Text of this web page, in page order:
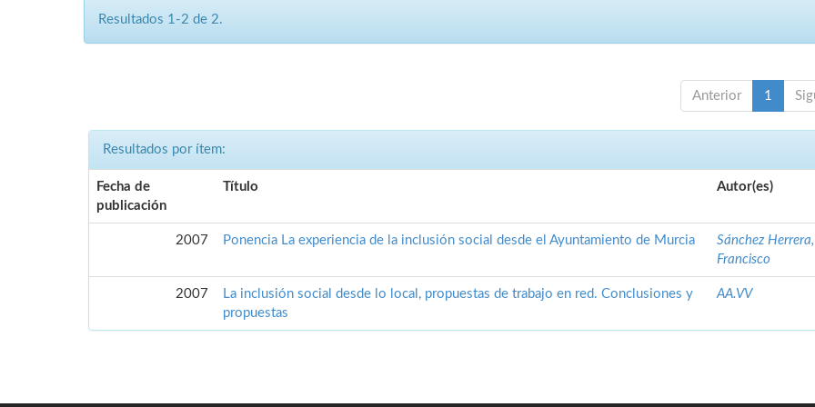
Resultados 1-2 de 2.
Anterior 1
Resultados por ítem:
Fecha de
publicación
Título Autor(es)
2007 Ponencia La experiencia de la inclusión social desde el Ayuntamiento de Murcia
Sánchez Herrera,
Francisco
2007
La inclusión social desde lo local, propuestas de trabajo en red. Conclusiones y
propuestas
AA.VV